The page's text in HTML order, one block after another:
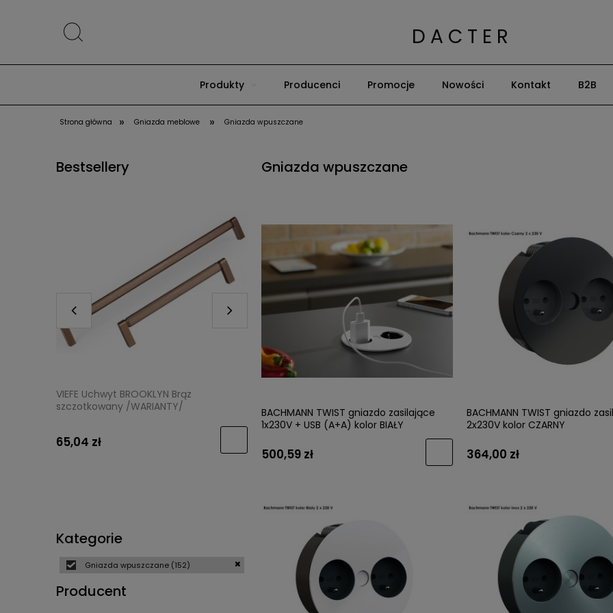
D A C T E R
Produkty Producenci Promocje Nowości Kontakt B2B
Strona główna » Gniazda meblowe » Gniazda wpuszczane
Bestsellery
VIEFE Uchwyt BROOKLYN Brąz
szczotkowany /WARIANTY/
65,04 zł
szczotkowany /WARIANTY/
/WARIANTY/
Kategorie
Gniazda wpuszczane (152)
Producent
Gniazda wpuszczane
BACHMANN TWIST gniazdo zasilające
1x230V + USB (A+A) kolor BIAŁY
500,59 zł
BACHMANN TWIST gniazdo
2x230V kolor CZARNY
364,00 zł